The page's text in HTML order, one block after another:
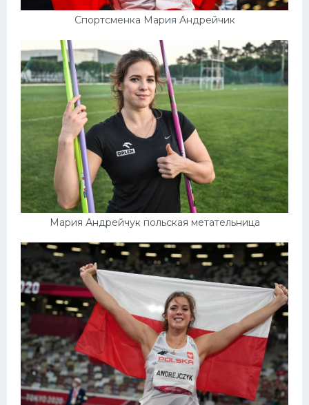
Спортсменка Мария Андрейчик
Мария Андрейчук польская метательница